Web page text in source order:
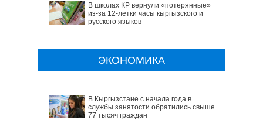
В школах КР вернули «потерянные»
из-за 12-летки часы кыргызского и
русского языков
ЭКОНОМИКА
В Кыргызстане с начала года в
службы занятости обратились свыше
77 тысяч граждан